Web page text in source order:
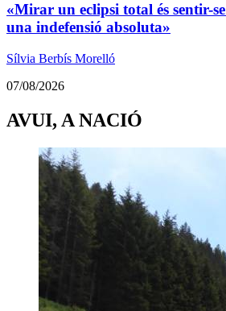
«Mirar un eclipsi total és sentir-
una indefensió absoluta»
Sílvia Berbís Morelló
07/08/2026
AVUI, A NACIÓ